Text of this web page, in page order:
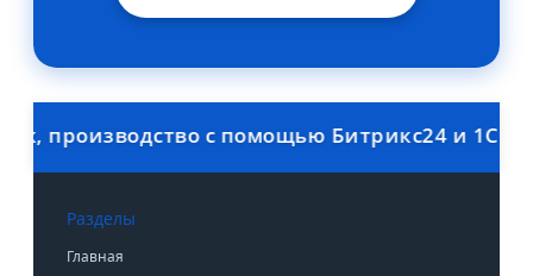
с помощью Битрикс24 и 1С.
Разделы
Главная